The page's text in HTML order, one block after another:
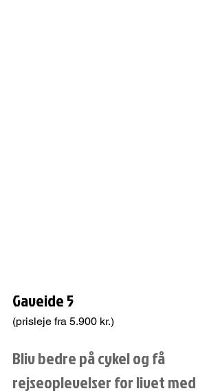
Gaveide 5
(prisleje fra 5.900 kr.)
Bliv bedre på cykel og få
rejseoplevelser for livet med